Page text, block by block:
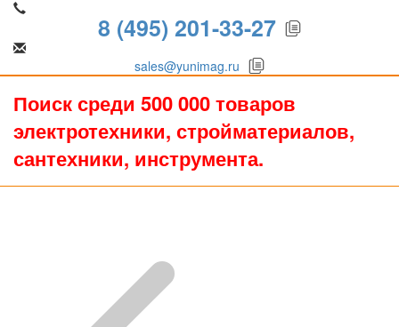
8 (495) 201-33-27
sales@yunimag.ru
Поиск среди 500 000 товаров
электротехники, стройматериалов,
сантехники, инструмента.